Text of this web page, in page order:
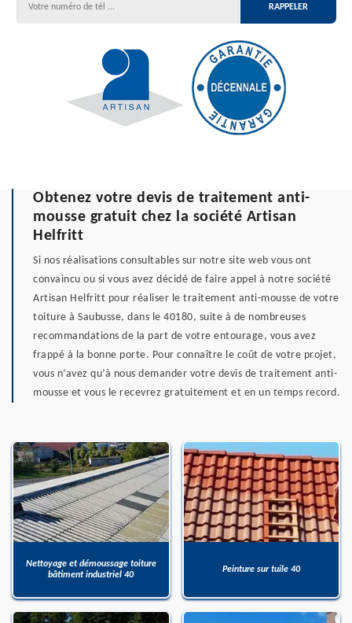
Obtenez votre devis de traitement anti-
mousse gratuit chez la société Artisan
Helfritt
Si nos réalisations consultables sur notre site web vous ont
convaincu ou si vous avez décidé de faire appel à notre société
Artisan Helfritt pour réaliser le traitement anti-mousse de votre
toiture à Saubusse, dans le 40180, suite à de nombreuses
recommandations de la part de votre entourage, vous avez
frappé à la bonne porte. Pour connaître le coût de votre projet,
vous n’avez qu’à nous demander votre devis de traitement anti-
mousse et vous le recevrez gratuitement et en un temps record.
Nettoyage et démoussage toiture
bâtiment industriel 40
Peinture sur tuile 40